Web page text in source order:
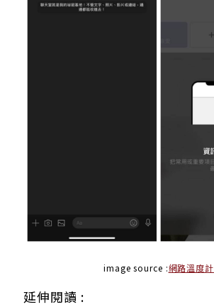
image source :網路溫度計
延伸閱讀 :